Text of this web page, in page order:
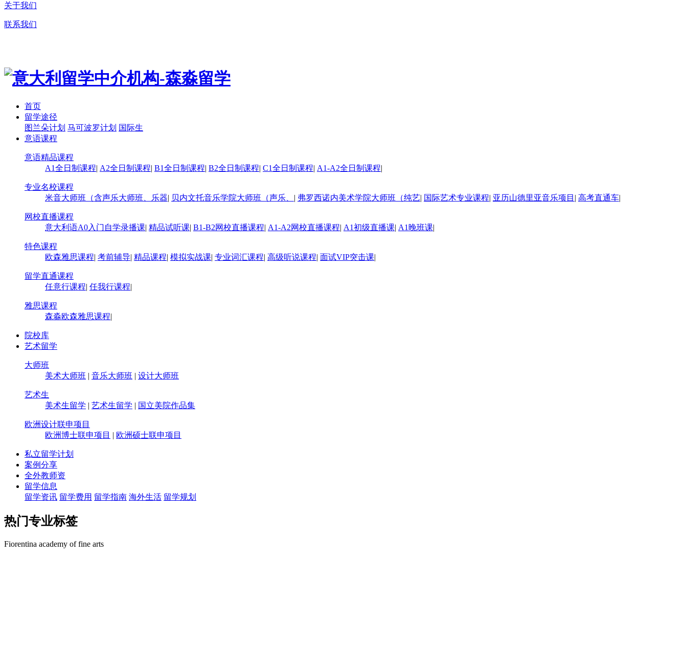
关于我们
联系我们
首页
留学途径
图兰朵计划 马可波罗计划 国际生
意语课程
意语精品课程
A1全日制课程| A2全日制课程| B1全日制课程| B2全日制课程| C1全日制课程| A1-A2全日制课程|
专业名校课程
米音大师班（含声乐大师班、乐器| 贝内文托音乐学院大师班（声乐、 | 弗罗西诺内美术学院大师班（纯艺| 国际艺术专业课程| 亚历山德里亚音乐项目 | 高考直通车|
网校直播课程
意大利语A0入门自学录播课| 精品试听课| B1-B2网校直播课程| A1-A2网校直播课程| A1初级直播课| A1晚班课|
特色课程
欧森雅思课程| 考前辅导| 精品课程| 模拟实战课| 专业词汇课程| 高级听说课程| 面试VIP突击课|
留学直通课程
任意行课程| 任我行课程|
雅思课程
森淼欧森雅思课程|
院校库
艺术留学
大师班
美术大师班 | 音乐大师班 | 设计大师班
艺术生
美术生留学 | 艺术生留学 | 国立美院作品集
欧洲设计联申项目
欧洲博士联申项目 | 欧洲硕士联申项目
私立留学计划
案例分享
全外教师资
留学信息
留学资讯 留学费用 留学指南 海外生活 留学规划
热门专业标签
Fiorentina academy of fine arts